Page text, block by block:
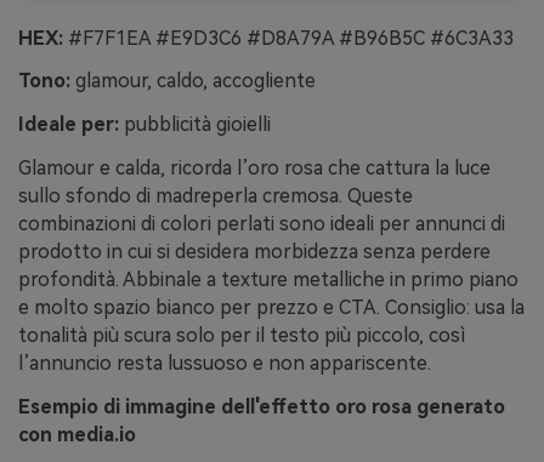
HEX: #F7F1EA #E9D3C6 #D8A79A #B96B5C #6C3A33
Tono: glamour, caldo, accogliente
Ideale per: pubblicità gioielli
Glamour e calda, ricorda l’oro rosa che cattura la luce
sullo sfondo di madreperla cremosa. Queste
combinazioni di colori perlati sono ideali per annunci di
prodotto in cui si desidera morbidezza senza perdere
profondità. Abbinale a texture metalliche in primo piano
e molto spazio bianco per prezzo e CTA. Consiglio: usa la
tonalità più scura solo per il testo più piccolo, così
l’annuncio resta lussuoso e non appariscente.
Esempio di immagine dell'effetto oro rosa generato
con media.io